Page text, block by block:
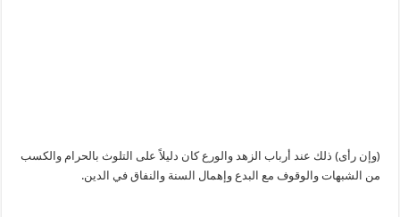
(وإن رأى) ذلك عند أرباب الزهد والورع كان دليلاً على التلوث بالحرام والكسب
من الشبهات والوقوف مع البدع وإهمال السنة والنفاق في الدين.